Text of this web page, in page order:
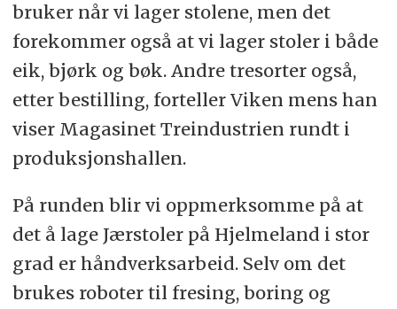
bruker når vi lager stolene, men det
forekommer også at vi lager stoler i både
eik, bjørk og bøk. Andre tresorter også,
etter bestilling, forteller Viken mens han
viser Magasinet Treindustrien rundt i
produksjonshallen.
På runden blir vi oppmerksomme på at
det å lage Jærstoler på Hjelmeland i stor
grad er håndverksarbeid. Selv om det
brukes roboter til fresing, boring og